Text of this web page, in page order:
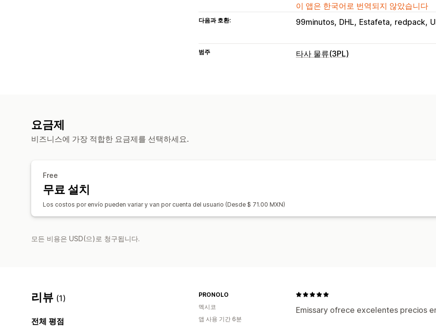
이 앱은 한국어로 번역되지 않았습니다
다음과 호환: 99minutos DHL Estafeta redpack
범주 타사 물류(3PL)
요금제
비즈니스에 가장 적합한 요금제를 선택하세요.
Free
무료 설치
Los costos por envío pueden variar y van por cuenta del usuario (Desde $ 71.00 MXN)
모든 비용은 USD(으)로 청구됩니다.
리뷰 (1)
전체 평점
Emissary ofrece excelentes precios
PRONOLO
멕시코
앱 사용 기간 6분